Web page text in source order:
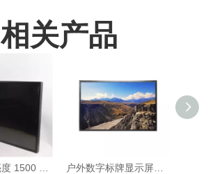
相关产品